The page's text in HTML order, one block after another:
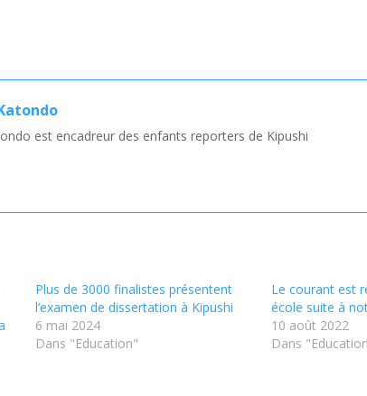
est encadreur des enfants reporters de Kipushi
Plus de 3000 finalistes présentent
l’examen de dissertation à Kipushi
6 mai 2024
Dans "Education"
Le courant est
école suite à
10 août 2022
Dans